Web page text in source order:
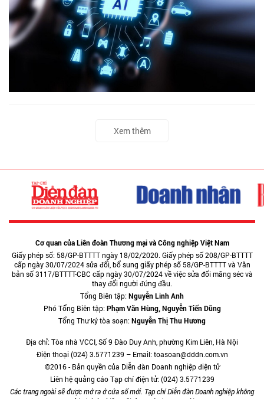
Xem thêm
Cơ quan của Liên đoàn Thương mại và Công nghiệp Việt Nam
Giấy phép số: 58/GP-BTTTT ngày 18/02/2020. Giấy phép số 208/GP-BTTTT
cấp ngày 30/07/2024 sửa đổi, bổ sung giấy phép số 58/GP-BTTTT và Văn
bản số 3117/BTTTT-CBC cấp ngày 30/07/2024 về việc sửa đổi măng séc và
thay đổi người đứng đầu.
Tổng Biên tập:Nguyễn Linh Anh
Phó Tổng Biên tập:Phạm Văn Hùng, Nguyễn Tiến Dũng
Tổng Thư ký tòa soạn:Nguyễn Thị Thu Hương
Địa chỉ: Tòa nhà VCCI, Số 9 Đào Duy Anh, phường Kim Liên, Hà Nội
Điện thoại (024) 3.5771239 – Email: toasoan@dddn.com.vn
©2016 - Bản quyền của Diễn đàn Doanh nghiệp điện tử
Liên hệ quảng cáo Tạp chí điện tử: (024) 3.5771239
Các trang ngoài sẽ được mở ra ở cửa sổ mới. Tạp chí Diễn đàn Doanh nghiệp không